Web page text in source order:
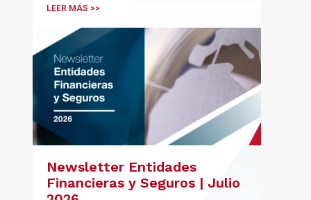
LEER MÁS >>
Newsletter Entidades
Financieras y Seguros | Julio